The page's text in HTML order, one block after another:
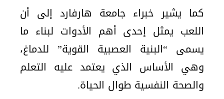
كما يشير خبراء جامعة هارفارد إلى أن
اللعب يمثل إحدى أهم الأدوات لبناء ما
يسمى “البنية العصبية القوية” للدماغ،
وهي الأساس الذي يعتمد عليه التعلم
والصحة النفسية طوال الحياة.